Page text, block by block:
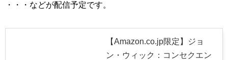
・・・などが配信予定です。
【Amazon.co.jp限定】ジョ
ン・ウィック：コンセクエン